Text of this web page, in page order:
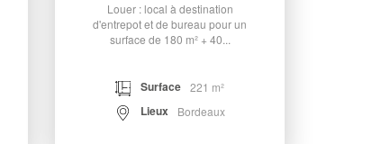
Louer : local à destination
d'entrepot et de bureau pour un
surface de 180 m² + 40...
Surface 221 m²
Lieux Bordeaux